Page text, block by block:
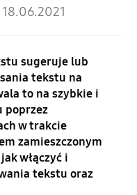
18.06.2021
sugeruje lub
tekstu na
to na szybkie i
poprzez
w trakcie
zamieszczonym
włączyć i
tekstu oraz